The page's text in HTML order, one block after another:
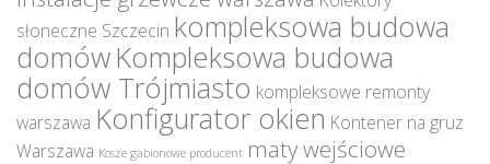
słoneczne Szczecin kompleksowa budowa
domówKompleksowa budowa
domów Trójmiasto kompleksowe remonty
warszawa Konfigurator okien Kontener na gruz
Warszawa Kosze gabionowe producent maty wejściowe